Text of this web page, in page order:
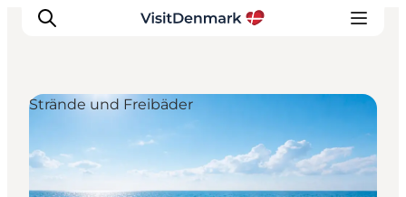
Inspiration
Regionen
Strände und Freibäder